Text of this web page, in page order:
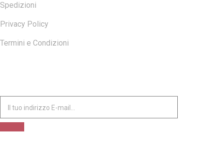
Spedizioni
Privacy Policy
Termini e Condizioni